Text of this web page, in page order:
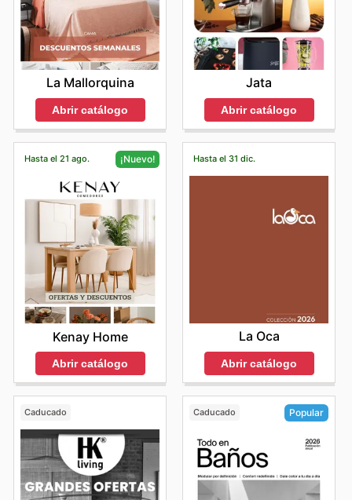
La Mallorquina
Abrir catálogo
Jata
Abrir catálogo
Hasta el 21 ago. ¡Nuevo!
Kenay Home
Abrir catálogo
Hasta el 31 dic.
La Oca
Abrir catálogo
Caducado Caducado Popular